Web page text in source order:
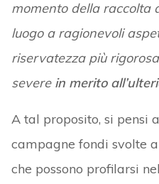
momento della raccolta
luogo a ragionevoli
riservatezza più
severe in merito
A tal proposito, si pensi
campagne fondi svolte
che possono profilarsi